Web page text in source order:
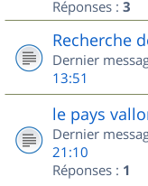
Réponses : 3
Recherche
Dernier
13:51
le pays
Dernier
21:10
Réponses : 1